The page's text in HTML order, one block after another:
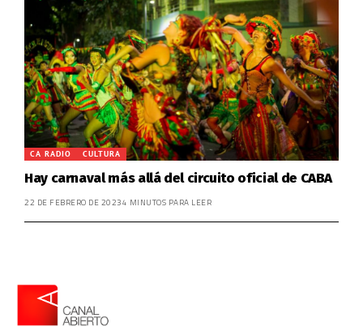
CA RADIO CULTURA
Hay carnaval más allá del circuito oficial de CABA
22 DE FEBRERO DE 20234 MINUTOS PARA LEER